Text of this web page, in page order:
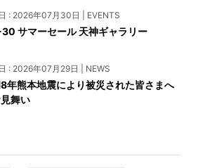
: 2026年07月30日 | EVENTS
サマーセール 天神ギャラリー
: 2026年07月29日 | NEWS
年熊本地震により被災された皆さまへ
舞い